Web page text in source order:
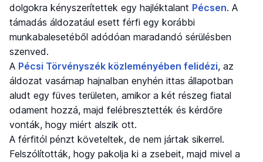
dolgokra kényszerítettek egy hajléktalant Pécsen. A
támadás áldozatául esett férfi egy korábbi
munkabalesetéből adódóan maradandó sérülésben
szenved.
A Pécsi Törvényszék közleményében felidézi, az
áldozat vasárnap hajnalban enyhén ittas állapotban
aludt egy füves területen, amikor a két részeg fiatal
odament hozzá, majd felébresztették és kérdőre
vonták, hogy miért alszik ott.
A férfitól pénzt követeltek, de nem jártak sikerrel.
Felszólították, hogy pakolja ki a zsebeit, majd mivel a